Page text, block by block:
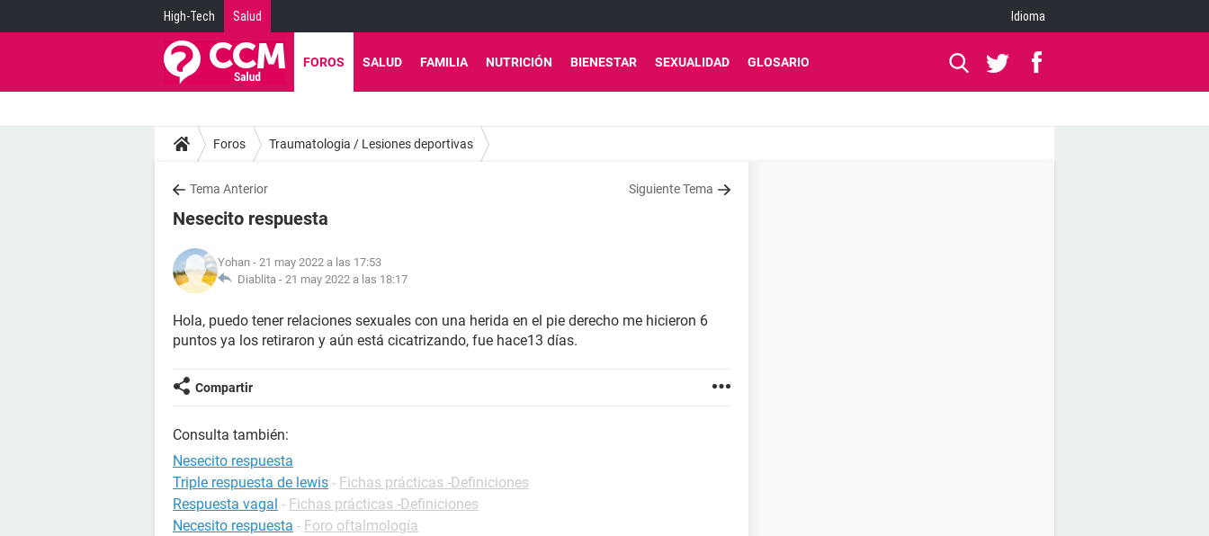
High-Tech Salud Idioma
FOROS SALUD FAMILIA NUTRICIÓN BIENESTAR SEXUALIDAD GLOSARIO
Foros Traumatologia / Lesiones deportivas
Tema Anterior Siguiente Tema
Nesecito respuesta
Yohan - 21 may 2022 a las 17:53
Diablita - 21 may 2022 a las 18:17
Hola, puedo tener relaciones sexuales con una herida en el pie derecho me hicieron 6
puntos ya los retiraron y aún está cicatrizando, fue hace13 días.
Compartir
Consulta también:
Nesecito respuesta
Triple respuesta de lewis - Fichas prácticas -Definiciones
Respuesta vagal - Fichas prácticas -Definiciones
Necesito respuesta - Foro oftalmología